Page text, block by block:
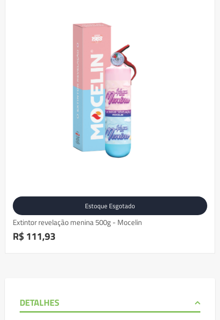
Estoque Esgotado
Extintor revelação menina 500g - Mocelin
R$ 111,93
DETALHES